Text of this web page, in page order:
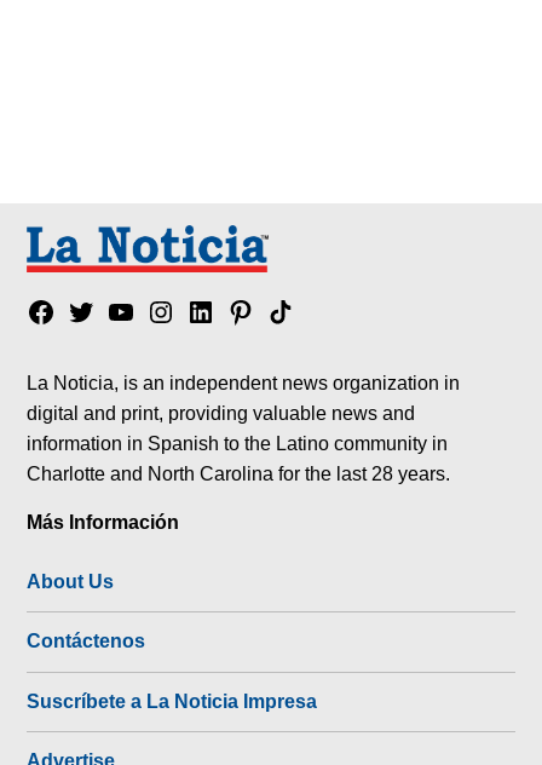
Facebook
TwitterYouTubeInstagram
LinkedinPinterest
Tik
La Noticia, is an independent news organization in
digital and print, providing valuable news and
information in Spanish to the Latino community in
Charlotte and North Carolina for the last 28 years.
Más Información
About Us
Contáctenos
Suscríbete a La Noticia Impresa
Advertise